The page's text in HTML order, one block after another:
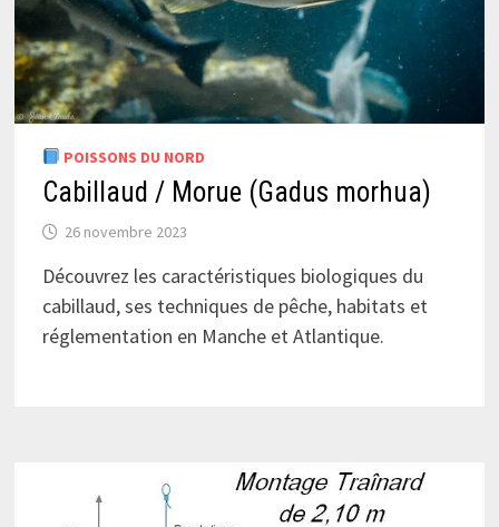
POISSONS DU NORD
Cabillaud / Morue (Gadus morhua)
26 novembre 2023
Découvrez les caractéristiques biologiques du
cabillaud, ses techniques de pêche, habitats et
réglementation en Manche et Atlantique.